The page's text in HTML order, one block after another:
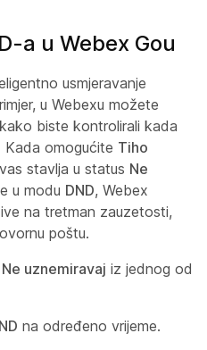
a u Webex Gou
usmjeravanje
u Webexu možete
biste kontrolirali kada
Kada omogućite Tiho
stavlja u status Ne
u modu DND, Webex
na tretman zauzetosti,
poštu.
Ne uznemiravaj iz jednog od
na određeno vrijeme.